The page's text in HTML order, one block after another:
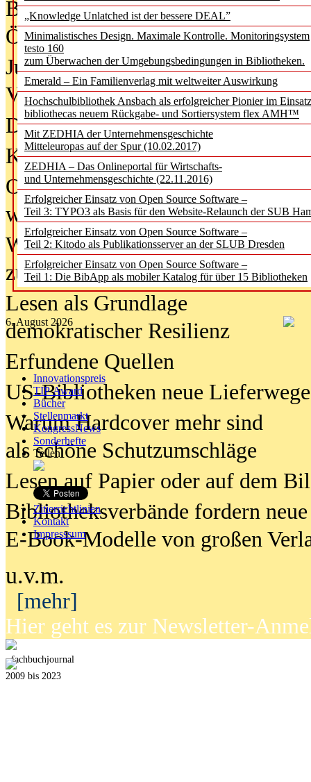
„Knowledge Unlatched ist der bessere DEAL”
Minimalistisches Design. Maximale Kontrolle. Monitoringsystem
testo 160
zum Überwachen der Umgebungsbedingungen in Bibliotheken.
Emerald – Ein Familienverlag mit weltweiter Auswirkung
Hochschulbibliothek Ansbach als erfolgreicher Pionier im
bibliothecas neuem Rückgabe- und Sortiersystem flex AMH™
Mit ZEDHIA der Unternehmensgeschichte
Mitteleuropas auf der Spur (10.02.2017)
ZEDHIA – Das Onlineportal für Wirtschafts-
und Unternehmensgeschichte (22.11.2016)
Erfolgreicher Einsatz von Open Source Software –
Teil 3: TYPO3 als Basis für den Website-Relaunch der SUB
Erfolgreicher Einsatz von Open Source Software –
Teil 2: Kitodo als Publikationsserver an der SLUB Dresden
Erfolgreicher Einsatz von Open Source Software –
Teil 1: Die BibApp als mobiler Katalog für über 15 Bibliotheken
6. August 2026
Innovationspreis
TIP Award
Bücher
Stellenmarkt
KongressNews
Sonderhefte
Teilen
Zitierrichtlinien
Kontakt
Impresssum
Bürgerforum fordert mehr
Öffentlichkeit
Jugendliche wollen besseren
Verbote
Digitale Langzeit­archi­vierung
KI-Chatbots werden Teil der
Offene Infrastrukturen für
wissenschaftliche
Warum die Debatte über KI-Texte
zu kurz greift
Lesen als Grundlage
demokratischer Resilienz
Erfundene Quellen
US-Bibliotheken neue Lieferwege
Warum Hardcover mehr sind
als schöne Schutzumschläge
Lesen auf Papier oder auf dem
Bibliotheksverbände fordern neue
E-Book-Modelle von großen
u.v.m.
[mehr]
Hier geht es zur Newsletter-
fachbuchjournal
2009 bis 2023